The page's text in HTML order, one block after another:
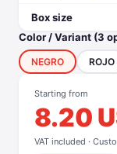
Box size
Color / Variant (3
NEGRO ROJO
Starting from
8.20
VAT included ·